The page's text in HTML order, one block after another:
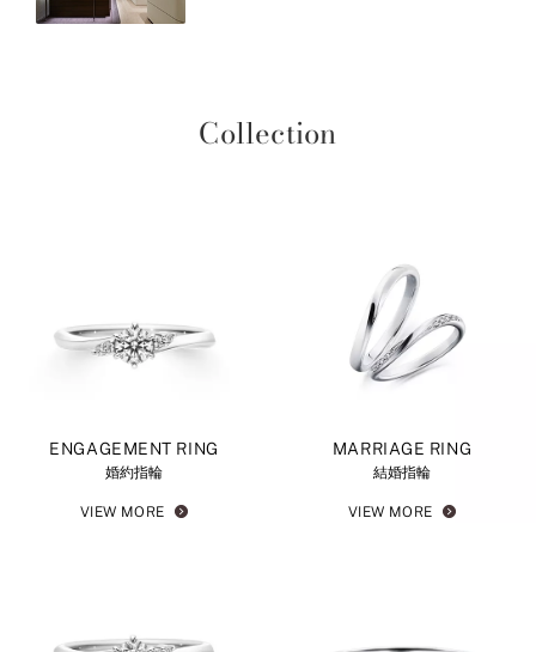
Collection
ENGAGEMENT RING
婚約指輪
VIEW MORE
MARRIAGE RING
結婚指輪
VIEW MORE